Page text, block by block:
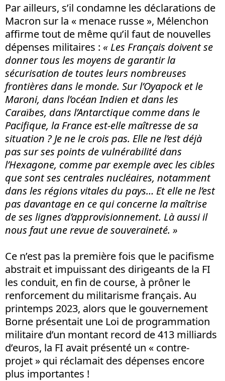
Par ailleurs, s’il condamne les déclarations de
Macron sur la « menace russe », Mélenchon
affirme tout de même qu’il faut de nouvelles
dépenses militaires : « Les Français doivent se
donner tous les moyens de garantir la
sécurisation de toutes leurs nombreuses
frontières dans le monde. Sur l’Oyapock et le
Maroni, dans l’océan Indien et dans les
Caraïbes, dans l’Antarctique comme dans le
Pacifique, la France est-elle maîtresse de sa
situation ? Je ne le crois pas. Elle ne l’est déjà
pas sur ses points de vulnérabilité dans
l’Hexagone, comme par exemple avec les cibles
que sont ses centrales nucléaires, notamment
dans les régions vitales du pays… Et elle ne l’est
pas davantage en ce qui concerne la maîtrise
de ses lignes d’approvisionnement. Là aussi il
nous faut une revue de souveraineté. »
Ce n’est pas la première fois que le pacifisme
abstrait et impuissant des dirigeants de la FI
les conduit, en fin de course, à prôner le
renforcement du militarisme français. Au
printemps 2023, alors que le gouvernement
Borne présentait une Loi de programmation
militaire d’un montant record de 413 milliards
d’euros, la FI avait présenté un « contre-
projet » qui réclamait des dépenses encore
plus importantes !